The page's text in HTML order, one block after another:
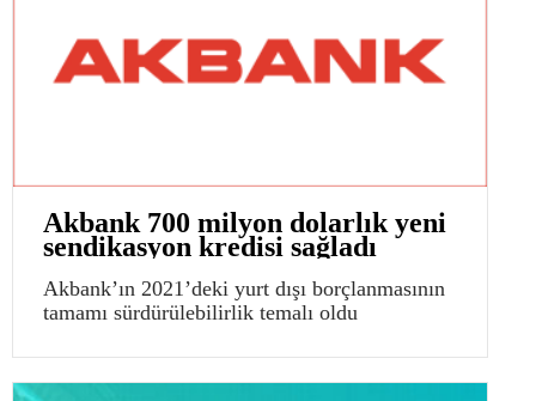
Akbank 700 milyon dolarlık yeni
sendikasyon kredisi sağladı
Akbank’ın 2021’deki yurt dışı borçlanmasının
tamamı sürdürülebilirlik temalı oldu